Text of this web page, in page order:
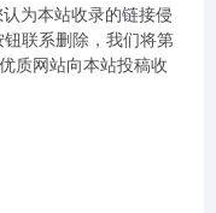
为本站收录的链接侵
钮联系删除，我们将第
质网站向本站投稿收